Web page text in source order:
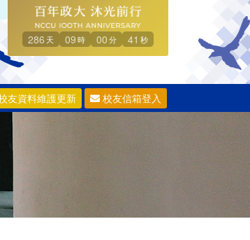
286 天 09時 00分 40 秒
友資料維護更新 校友信箱登入